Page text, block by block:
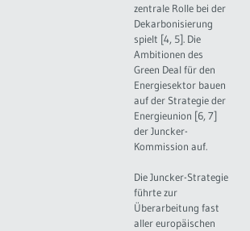
zentrale Rolle bei der
Dekarbonisierung
spielt [4, 5]. Die
Ambitionen des
Green Deal für den
Energiesektor bauen
auf der Strategie der
Energieunion [6, 7]
der Juncker-
Kommission auf.
Die Juncker-Strategie
führte zur
Überarbeitung fast
aller europäischen